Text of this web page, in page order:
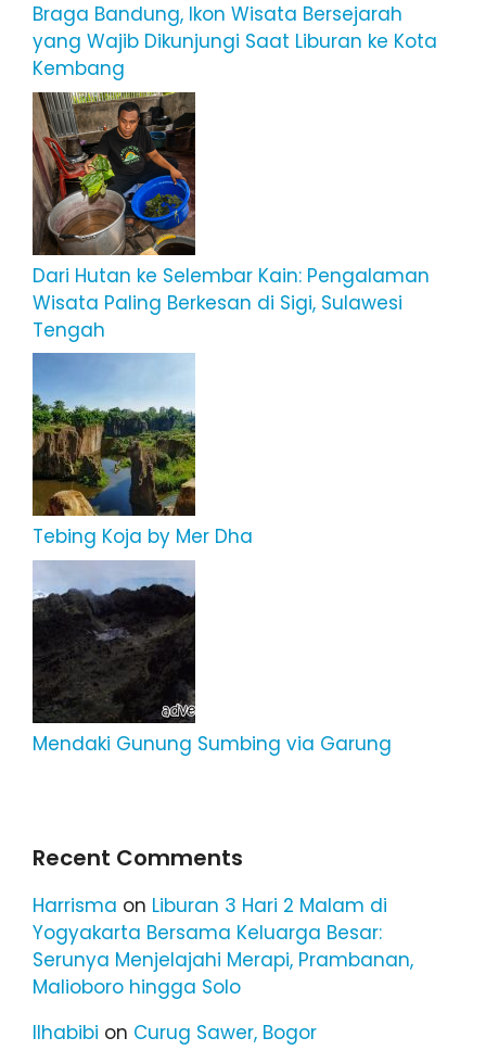
Braga Bandung, Ikon Wisata Bersejarah
yang Wajib Dikunjungi Saat Liburan ke Kota
Kembang
Dari Hutan ke Selembar Kain: Pengalaman
Wisata Paling Berkesan di Sigi, Sulawesi
Tengah
Tebing Koja by Mer Dha
Mendaki Gunung Sumbing via Garung
Recent Comments
Harrisma on Liburan 3 Hari 2 Malam di
Yogyakarta Bersama Keluarga Besar:
Serunya Menjelajahi Merapi, Prambanan,
Malioboro hingga Solo
Ilhabibi on Curug Sawer, Bogor